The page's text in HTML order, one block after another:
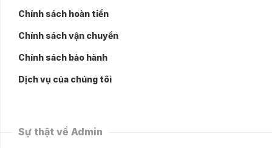
Chính sách hoàn tiền
Chính sách vận chuyển
Chính sách bảo hành
Dịch vụ của chúng tôi
Sự thật về Admin